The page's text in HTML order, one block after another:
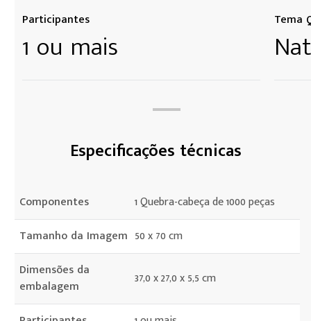
Participantes
1 ou mais
Tema
Especificações técnicas
Componentes
1 Quebra-cabeça de 1000 peças
Tamanho da Imagem 50 x 70 cm
Dimensões da
embalagem
37,0 x 27,0 x 5,5 cm